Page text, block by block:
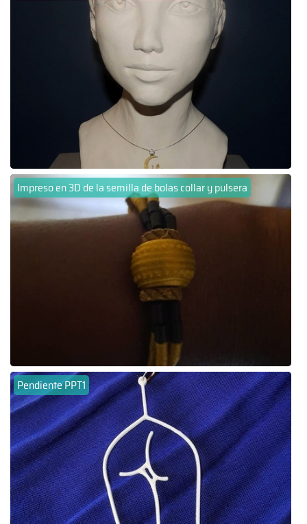
Impreso en 3D de la semilla de bolas collar y pulsera
Pendiente PPT1